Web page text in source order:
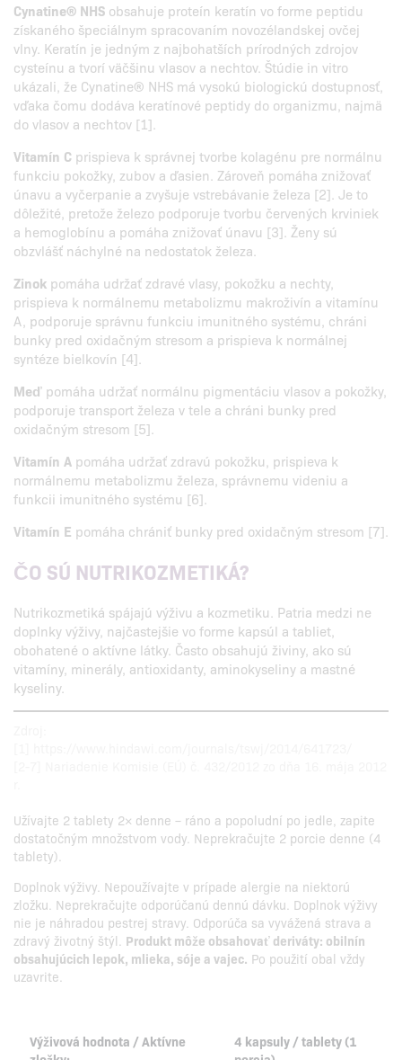
Cynatine® NHS obsahuje proteín keratín vo forme peptidu
získaného špeciálnym spracovaním novozélandskej ovčej
vlny. Keratín je jedným z najbohatších prírodných zdrojov
cysteínu a tvorí väčšinu vlasov a nechtov. Štúdie in vitro
ukázali, že Cynatine® NHS má vysokú biologickú dostupnosť,
vďaka čomu dodáva keratínové peptidy do organizmu, najmä
do vlasov a nechtov [1].
Vitamín C prispieva k správnej tvorbe kolagénu pre normálnu
funkciu pokožky, zubov a ďasien. Zároveň pomáha znižovať
únavu a vyčerpanie a zvyšuje vstrebávanie železa [2]. Je to
dôležité, pretože železo podporuje tvorbu červených krviniek
a hemoglobínu a pomáha znižovať únavu [3]. Ženy sú
obzvlášť náchylné na nedostatok železa.
Zinok pomáha udržať zdravé vlasy, pokožku a nechty,
prispieva k normálnemu metabolizmu makroživín a vitamínu
A, podporuje správnu funkciu imunitného systému, chráni
bunky pred oxidačným stresom a prispieva k normálnej
syntéze bielkovín [4].
Meď pomáha udržať normálnu pigmentáciu vlasov a pokožky,
podporuje transport železa v tele a chráni bunky pred
oxidačným stresom [5].
Vitamín A pomáha udržať zdravú pokožku, prispieva k
normálnemu metabolizmu železa, správnemu videniu a
funkcii imunitného systému [6].
Vitamín E pomáha chrániť bunky pred oxidačným stresom [7].
ČO SÚ NUTRIKOZMETIKÁ?
Nutrikozmetiká spájajú výživu a kozmetiku. Patria medzi ne
doplnky výživy, najčastejšie vo forme kapsúl a tabliet,
obohatené o aktívne látky. Často obsahujú živiny, ako sú
vitamíny, minerály, antioxidanty, aminokyseliny a mastné
kyseliny.
Užívajte 2 tablety 2× denne – ráno a popoludní po jedle, zapite
dostatočným množstvom vody. Neprekračujte 2 porcie denne (4
tablety).
Doplnok výživy. Nepoužívajte v prípade alergie na niektorú
zložku. Neprekračujte odporúčanú dennú dávku. Doplnok výživy
nie je náhradou pestrej stravy. Odporúča sa vyvážená strava a
zdravý životný štýl. Produkt môže obsahovať deriváty: obilnín
obsahujúcich lepok, mlieka, sóje a vajec. Po použití obal vždy
uzavrite.
Výživová hodnota / Aktívne
4 kapsuly / tablety (1